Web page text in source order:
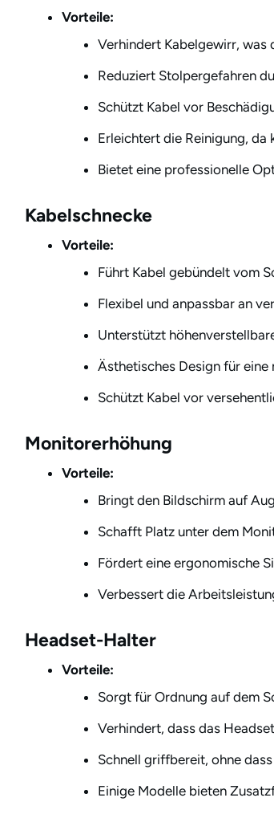
Vorteile:
Verhindert Kabelgewirr,
Reduziert Stolpergefahren
Schützt Kabel vor
Erleichtert die Reinigung, da
Bietet eine professionelle
Kabelschnecke
Vorteile:
Führt Kabel gebündelt vom
Flexibel und anpassbar an
Unterstützt
Ästhetisches Design für eine
Schützt Kabel vor
Monitorerhöhung
Vorteile:
Bringt den Bildschirm auf
Schafft Platz unter dem
Fördert eine ergonomische
Verbessert die
Headset-Halter
Vorteile:
Sorgt für Ordnung auf dem
Verhindert, dass das
Schnell griffbereit, ohne
Einige Modelle bieten